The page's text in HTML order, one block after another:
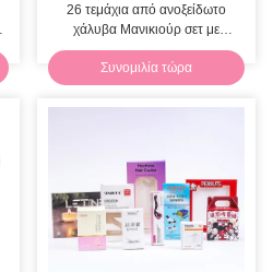
26 τεμάχια από ανοξείδωτο
χάλυβα Μανικιούρ σετ με
φορητό PU δερμάτινο
περιτύλιγμα για τη φροντίδα των
νυχιών και του ποδαριού
Συνομιλία τώρα